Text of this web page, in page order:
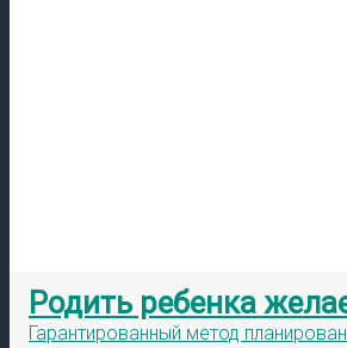
Родить ребенка
Гарантированный метод